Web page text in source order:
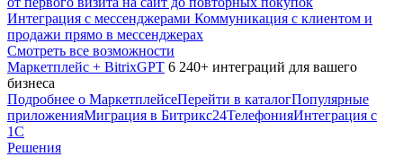
Интеграция с мессенджерами Коммуникация с клиентом и
продажи прямо в мессенджерах
Смотреть все возможности
Маркетплейс + BitrixGPT 6 240+ интеграций для вашего
бизнеса
Подробнее о МаркетплейсеПерейти в каталогПопулярные
приложенияМиграция в Битрикс24ТелефонияИнтеграция с
1С
Решения